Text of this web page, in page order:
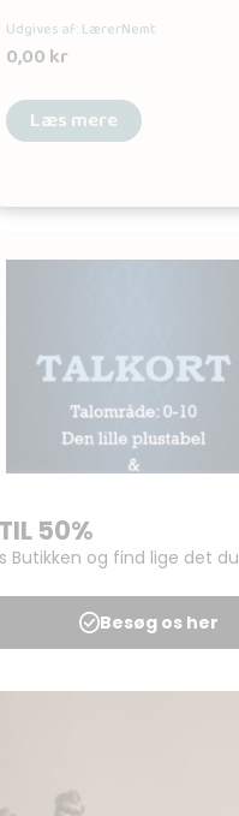
Udgives af: LærerNemt
0,00kr
Læs mere
TALKORT – Regnekort,
Den lille plustabel